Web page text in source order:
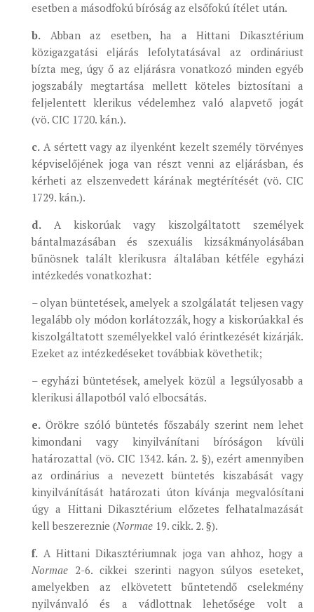
esetben a másodfokú bíróság az elsőfokú ítélet után.
b. Abban az esetben, ha a Hittani Dikasztérium
közigazgatási eljárás lefolytatásával az ordináriust
bízta meg, úgy ő az eljárásra vonatkozó minden egyéb
jogszabály megtartása mellett köteles biztosítani a
feljelentett klerikus védelemhez való alapvető jogát
(vö. CIC 1720. kán.).
c. A sértett vagy az ilyenként kezelt személy törvényes
képviselőjének joga van részt venni az eljárásban, és
kérheti az elszenvedett kárának megtérítését (vö. CIC
1729. kán.).
d. A kiskorúak vagy kiszolgáltatott személyek
bántalmazásában és szexuális kizsákmányolásában
bűnösnek talált klerikusra általában kétféle egyházi
intézkedés vonatkozhat:
– olyan büntetések, amelyek a szolgálatát teljesen vagy
legalább oly módon korlátozzák, hogy a kiskorúakkal és
kiszolgáltatott személyekkel való érintkezését kizárják.
Ezeket az intézkedéseket továbbiak követhetik;
– egyházi büntetések, amelyek közül a legsúlyosabb a
klerikusi állapotból való elbocsátás.
e. Örökre szóló büntetés főszabály szerint nem lehet
kimondani vagy kinyilvánítani bíróságon kívüli
határozattal (vö. CIC 1342. kán. 2. §), ezért amennyiben
az ordinárius a nevezett büntetés kiszabását vagy
kinyilvánítását határozati úton kívánja megvalósítani
úgy a Hittani Dikasztérium előzetes felhatalmazását
kell beszereznie (Normae 19. cikk. 2. §).
f. A Hittani Dikasztériumnak joga van ahhoz, hogy a
Normae 2-6. cikkei szerinti nagyon súlyos eseteket,
amelyekben az elkövetett bűntetendő cselekmény
nyilvánvaló és a vádlottnak lehetősége volt a